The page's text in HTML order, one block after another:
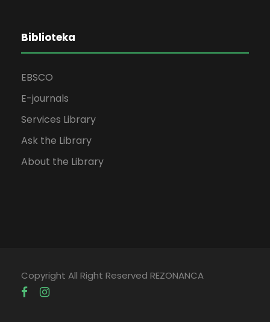
Biblioteka
EBSCO
E-journals
Services Library
Ask the Library
About the Library
Copyright All Right Reserved REZONANCA